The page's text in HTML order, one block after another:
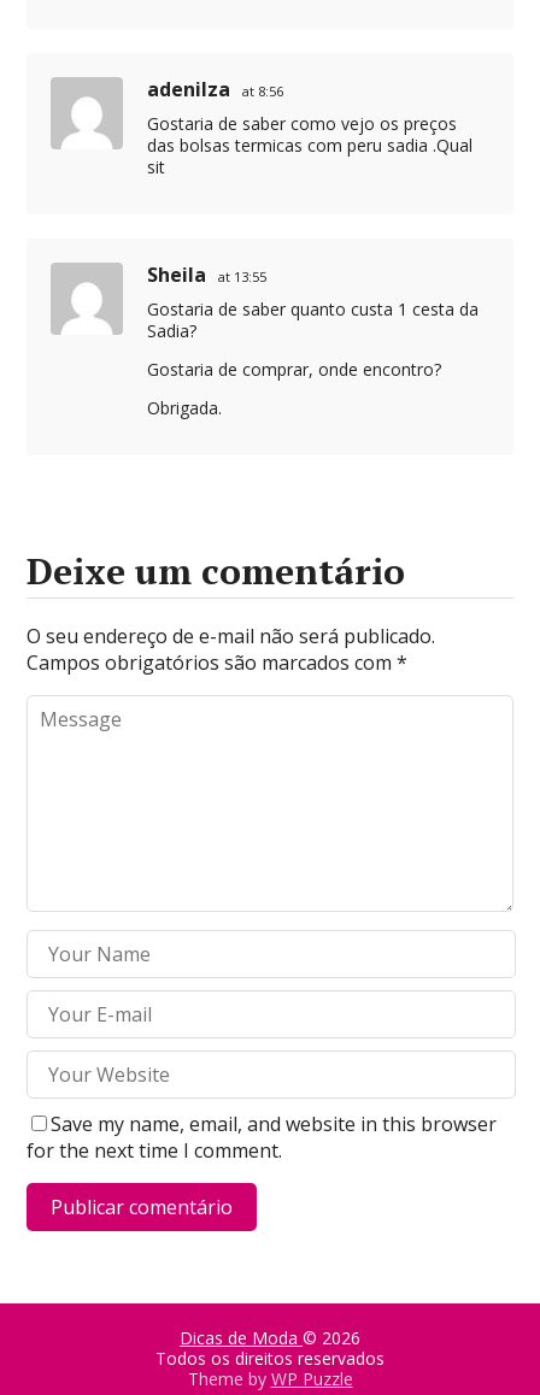
adenilza at 8:56
Gostaria de saber como vejo os preços
das bolsas termicas com peru sadia .Qual
sit
Sheila at 13:55
Gostaria de saber quanto custa 1 cesta da
Sadia?
Gostaria de comprar, onde encontro?
Obrigada.
Deixe um comentário
O seu endereço de e-mail não será publicado.
Campos obrigatórios são marcados com*
Save my name, email, and website in this browser
for the next time I comment.
Dicas de Moda © 2026
Todos os direitos reservados
Theme by WP Puzzle